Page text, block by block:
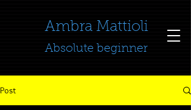
​​​​​​​Ambra Mattioli
Absolute beginner
Post